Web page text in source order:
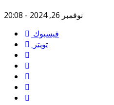
نوفمبر 26, 2024 - 20:08
فيسبوك
تويتر